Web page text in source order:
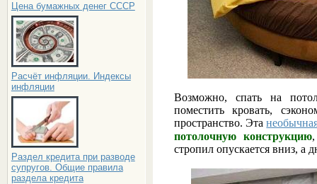
Цена бумажных денег СССР
Расчёт инфляции. Индексы
инфляции
Раздел кредита при разводе
супругов. Общие правила
раздела кредита
Возможно, спать на
поместить кровать,
пространство. Эта
потолочную конструкцию
стропил опускается вниз, а